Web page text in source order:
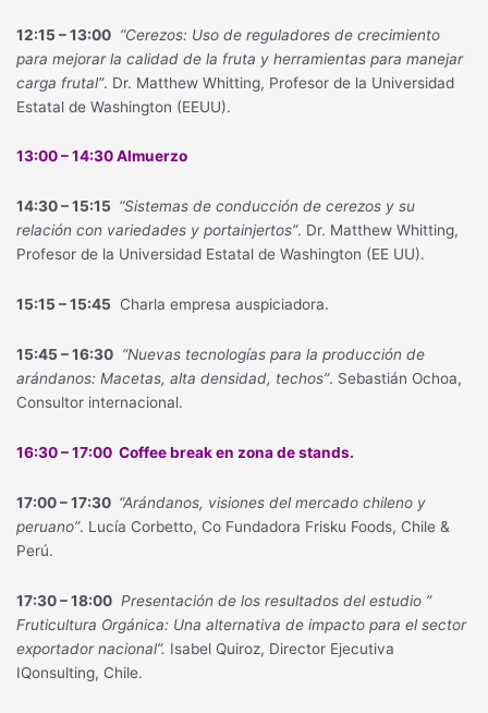
12:15 – 13:00 “Cerezos: Uso de reguladores de crecimiento
para mejorar la calidad de la fruta y herramientas para manejar
carga frutal”. Dr. Matthew Whitting, Profesor de la Universidad
Estatal de Washington (EEUU).
13:00 – 14:30 Almuerzo
14:30 – 15:15 “Sistemas de conducción de cerezos y su
relación con variedades y portainjertos”. Dr. Matthew Whitting,
Profesor de la Universidad Estatal de Washington (EE UU).
15:15 – 15:45 Charla empresa auspiciadora.
15:45 – 16:30 “Nuevas tecnologías para la producción de
arándanos: Macetas, alta densidad, techos”. Sebastián Ochoa,
Consultor internacional.
16:30 – 17:00 Coffee break en zona de stands.
17:00 – 17:30 “Arándanos, visiones del mercado chileno y
peruano”. Lucía Corbetto, Co Fundadora Frisku Foods, Chile &
Perú.
17:30 – 18:00 Presentación de los resultados del estudio ”
Fruticultura Orgánica: Una alternativa de impacto para el sector
exportador nacional”. Isabel Quiroz, Director Ejecutiva
IQonsulting, Chile.